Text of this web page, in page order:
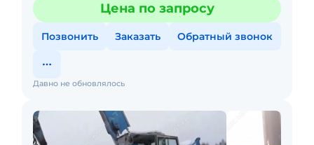
Цена по запросу
Позвонить Заказать Обратный звонок
Давно не обновлялось